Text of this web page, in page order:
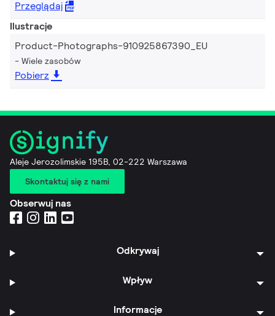
Przeglądaj
Ilustracje
Product-Photographs-910925867390_EU
Wiele zasobów
Pobierz
Aleje Jerozolimskie 195B, 02-222 Warszawa
Skontaktuj się z nami
Obserwuj nas
Odkrywaj
Wpływ
Informacje